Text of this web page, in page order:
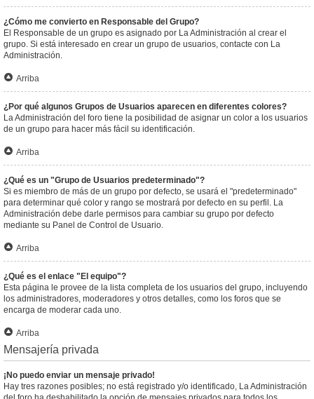
¿Cómo me convierto en Responsable del Grupo?
El Responsable de un grupo es asignado por La Administración al crear el
grupo. Si está interesado en crear un grupo de usuarios, contacte con La
Administración.
Arriba
¿Por qué algunos Grupos de Usuarios aparecen en diferentes colores?
La Administración del foro tiene la posibilidad de asignar un color a los usuarios
de un grupo para hacer más fácil su identificación.
Arriba
¿Qué es un "Grupo de Usuarios predeterminado"?
Si es miembro de más de un grupo por defecto, se usará el "predeterminado"
para determinar qué color y rango se mostrará por defecto en su perfil. La
Administración debe darle permisos para cambiar su grupo por defecto
mediante su Panel de Control de Usuario.
Arriba
¿Qué es el enlace "El equipo"?
Esta página le provee de la lista completa de los usuarios del grupo, incluyendo
los administradores, moderadores y otros detalles, como los foros que se
encarga de moderar cada uno.
Arriba
Mensajería privada
¡No puedo enviar un mensaje privado!
Hay tres razones posibles; no está registrado y/o identificado, La Administración